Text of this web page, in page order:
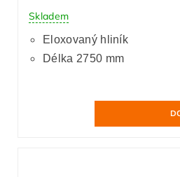
Skladem
Eloxovaný hliník
Délka 2750 mm